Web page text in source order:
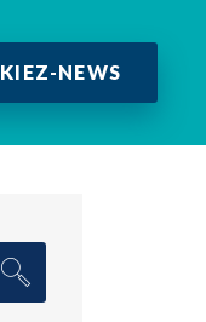
KIEZ-NEWS